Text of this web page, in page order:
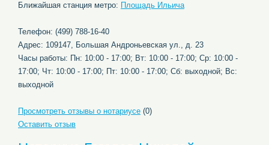
Ближайшая станция метро: Площадь Ильича
Телефон: (499) 788-16-40
Адрес: 109147, Большая Андроньевская ул., д. 23
Часы работы: Пн: 10:00 - 17:00; Вт: 10:00 - 17:00; Ср: 10:00 -
17:00; Чт: 10:00 - 17:00; Пт: 10:00 - 17:00; Сб: выходной; Вс:
выходной
Просмотреть отзывы о нотариусе (0)
Оставить отзыв